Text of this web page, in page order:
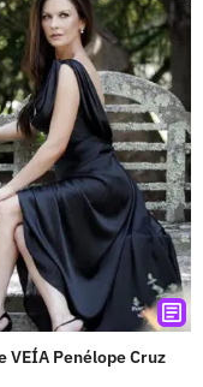
VEÍA Penélope Cruz